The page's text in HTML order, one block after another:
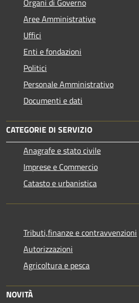
Aree Amministrative
Uffici
Enti e fondazioni
Politici
Personale Amministrativo
Documenti e dati
CATEGORIE DI SERVIZIO
Anagrafe e stato civile
Imprese e Commercio
Catasto e urbanistica
Tributi,finanze e contravvenzioni
Autorizzazioni
Agricoltura e pesca
NOVITÀ